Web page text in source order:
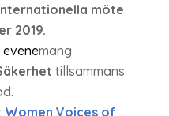
möte
2019.
mang
tillsammans
Women Voices of